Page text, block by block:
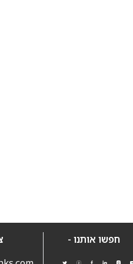
חפשו אותנו -